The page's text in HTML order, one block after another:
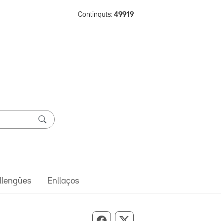
Continguts: 49919
Enllaços